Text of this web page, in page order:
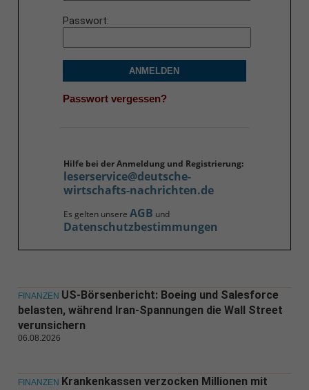
Passwort
ANMELDEN
Passwort vergessen?
Hilfe bei der Anmeldung und Registrierung:
leserservice@deutsche-
wirtschafts-nachrichten.de
Es gelten unsere AGB und
Datenschutzbestimmungen
FINANZEN US-Börsenbericht: Boeing und Salesforce
belasten, während Iran-Spannungen die Wall Street
verunsichern
06.08.2026
FINANZEN Krankenkassen verzocken Millionen mit